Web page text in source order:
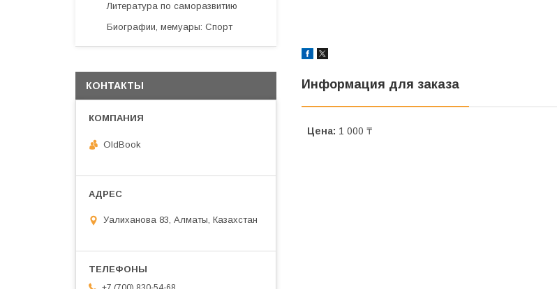
Информация для заказа
Цена: 1 000 ₸
Литература по саморазвитию
Биографии, мемуары: Спорт
КОНТАКТЫ
OldBook
Уалиханова 83, Алматы, Казахстан